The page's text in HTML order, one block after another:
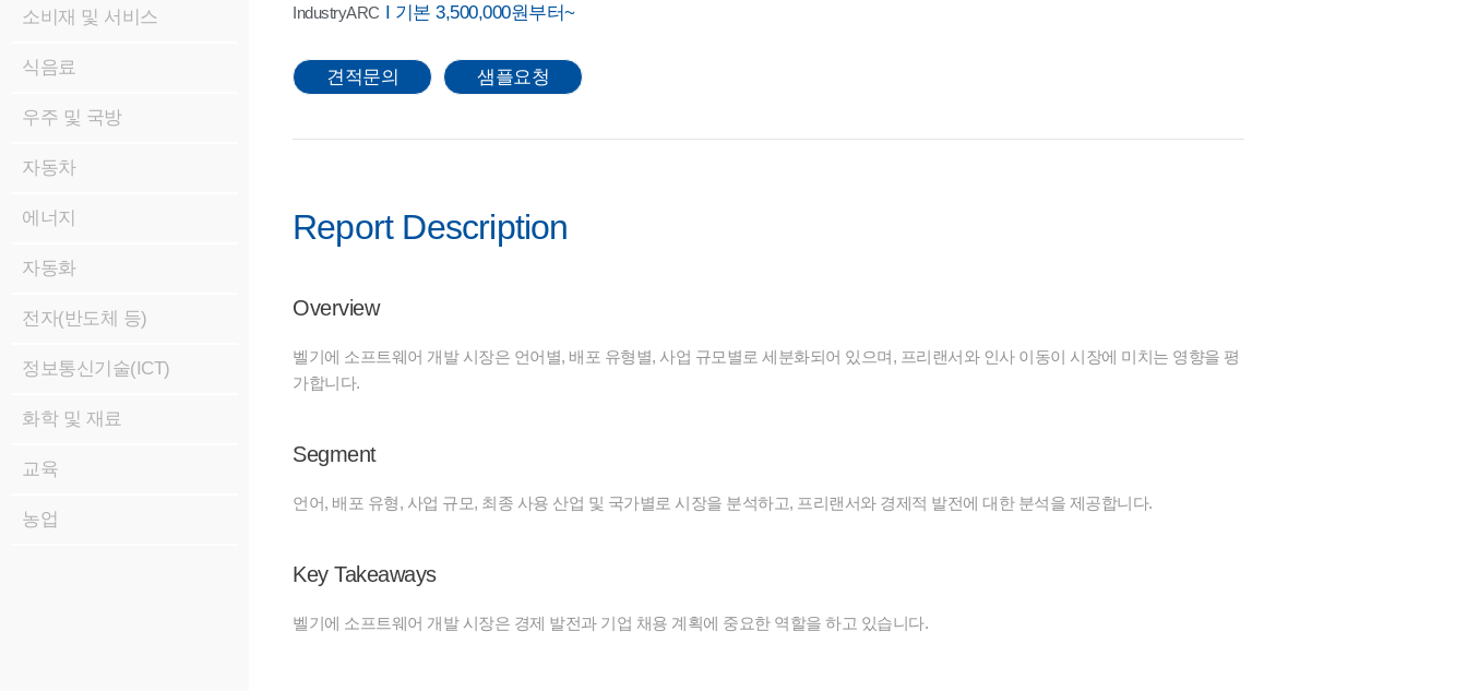
소비재 및 서비스
식음료
우주 및 국방
자동차
에너지
자동화
전자(반도체 등)
정보통신기술(ICT)
화학 및 재료
교육
농업
IndustryARC I 기본 3,500,000원부터~
견적문의 샘플요청
Report Description
Overview
벨기에 소프트웨어 개발 시장은 언어별, 배포 유형별, 사업 규모별로 세분화되어 있으며, 프리랜서와 인사 이동이 시장에 미치는 영향을 평
가합니다.
Segment
언어, 배포 유형, 사업 규모, 최종 사용 산업 및 국가별로 시장을 분석하고, 프리랜서와 경제적 발전에 대한 분석을 제공합니다.
Key Takeaways
벨기에 소프트웨어 개발 시장은 경제 발전과 기업 채용 계획에 중요한 역할을 하고 있습니다.